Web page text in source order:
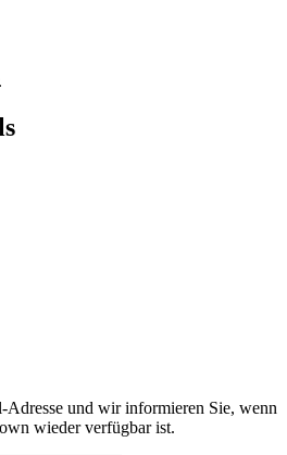
und wir informieren Sie, wenn
wieder verfügbar ist.